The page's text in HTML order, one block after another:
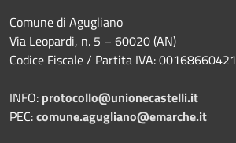
Comune di Agugliano
Via Leopardi, n. 5 – 60020 (AN)
Codice Fiscale / Partita IVA: 00168660421
INFO: protocollo@unionecastelli.it
PEC:comune.agugliano@emarche.it